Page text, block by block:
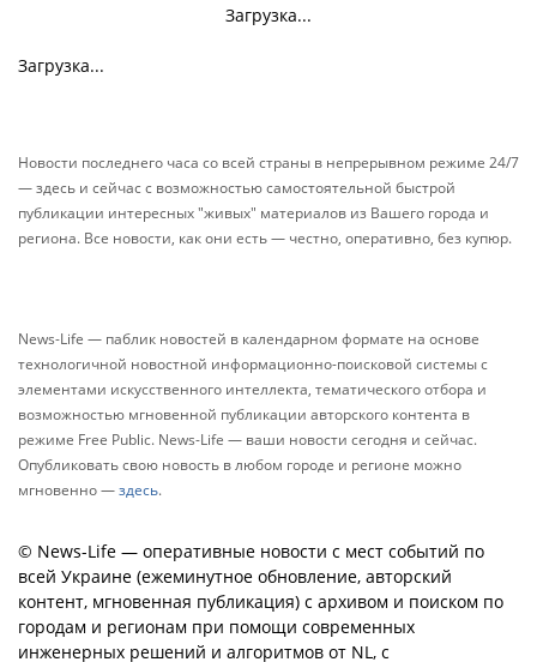
Загрузка...
Загрузка...
Новости последнего часа со всей страны в непрерывном режиме 24/7
— здесь и сейчас с возможностью самостоятельной быстрой
публикации интересных "живых" материалов из Вашего города и
региона. Все новости, как они есть — честно, оперативно, без купюр.
News-Life — паблик новостей в календарном формате на основе
технологичной новостной информационно-поисковой системы с
элементами искусственного интеллекта, тематического отбора и
возможностью мгновенной публикации авторского контента в
режиме Free Public. News-Life — ваши новости сегодня и сейчас.
Опубликовать свою новость в любом городе и регионе можно
мгновенно —здесь.
© News-Life — оперативные новости с мест событий по
всей Украине (ежеминутное обновление, авторский
контент, мгновенная публикация) с архивом и поиском по
городам и регионам при помощи современных
инженерных решений и алгоритмов от NL, с